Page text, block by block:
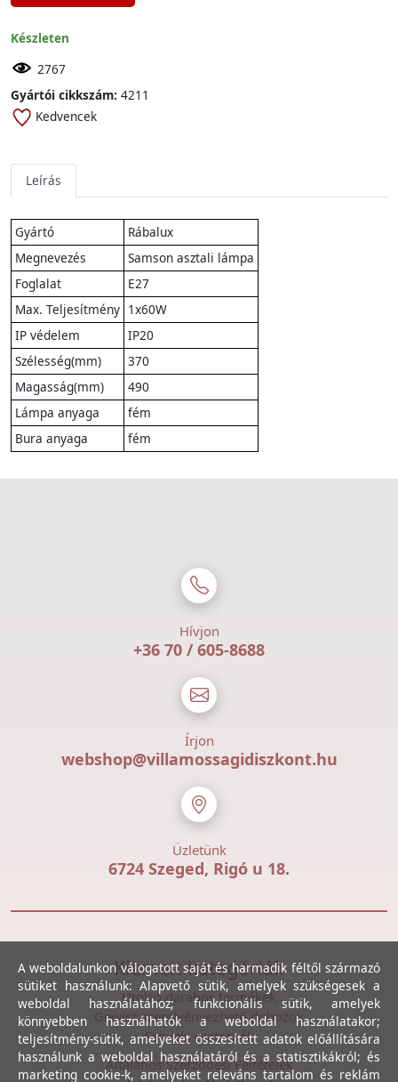
Készleten
2767
Gyártói cikkszám: 4211
Kedvencek
Leírás
Gyártó
Rábalux
Megnevezés
Samson asztali lámpa
Foglalat
E27
Max. Teljesítmény 1x60W
IP védelem
IP20
Szélesség(mm)
370
Magasság(mm)
490
Lámpa anyaga
fém
Bura anyaga
fém
Hívjon
+36 70 / 605-8688
Írjon
webshop@villamossagidiszkont.hu
Üzletünk
6724 Szeged, Rigó u 18.
Kiemelt kategóriák
Utolsó darabos termékek
Gewiss szerelvényezhető dobozok
Csövek, csatornák
Általános Szerződési Feltételek
A weboldalunkon válogatott saját és harmadik féltől származó
sütiket használunk: Alapvető sütik, amelyek szükségesek a
weboldal használatához; funkcionális sütik, amelyek
könnyebben használhatók a weboldal használatakor;
teljesítmény-sütik, amelyeket összesített adatok előállítására
használunk a weboldal használatáról és a statisztikákról; és
marketing cookie-k, amelyeket releváns tartalom és reklám